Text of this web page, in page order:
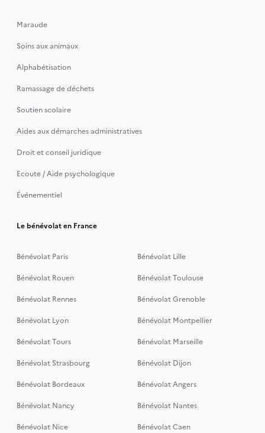
Maraude
Soins aux animaux
Alphabétisation
Ramassage de déchets
Soutien scolaire
Aides aux démarches administratives
Droit et conseil juridique
Ecoute / Aide psychologique
Événementiel
Le bénévolat en France
Bénévolat Paris
Bénévolat Lille
Bénévolat Rouen
Bénévolat Toulouse
Bénévolat Rennes
Bénévolat Grenoble
Bénévolat Lyon
Bénévolat Montpellier
Bénévolat Tours
Bénévolat Marseille
Bénévolat Strasbourg
Bénévolat Dijon
Bénévolat Bordeaux
Bénévolat Angers
Bénévolat Nancy
Bénévolat Nantes
Bénévolat Nice
Bénévolat Caen